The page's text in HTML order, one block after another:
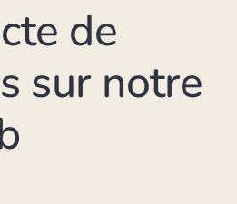
de
sur notre